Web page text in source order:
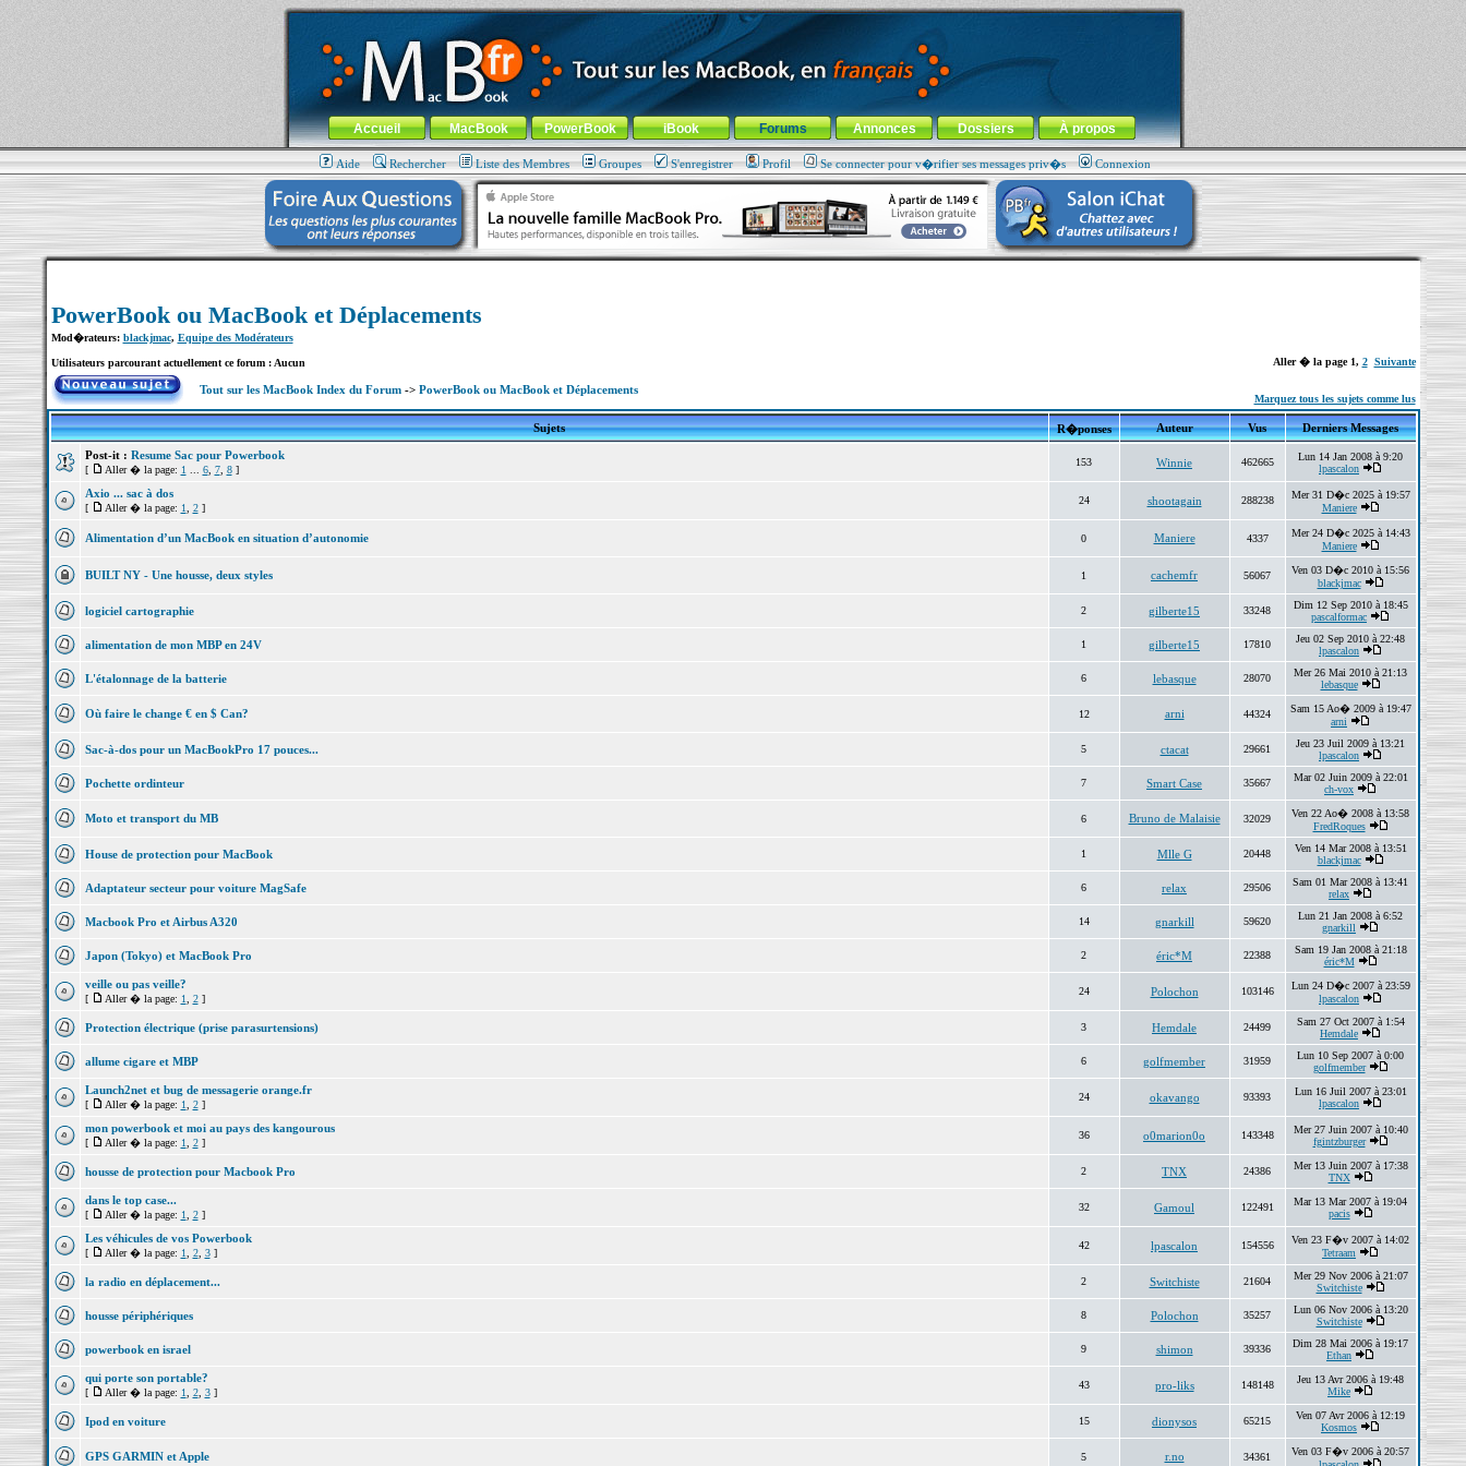
MacBook-fr.com : 100% Apple... 100% nomade !
Aller au contenu-Aller au menu général-Aller au menu de la rubrique
Menu général
Accueil MacBook PowerBook iBook Forums Annonces Dossiers À propos
Aide Rechercher Liste des Membres Groupes S'enregistrer Profil Se connecter pour v�rifier ses messages priv�s Connexion
PowerBook ou MacBook et Déplacements
Mod�rateurs: blackjmac, Equipe des Modérateurs
Utilisateurs parcourant actuellement ce forum : Aucun Aller � la page 1, 2 Suivante
Tout sur les MacBook Index du Forum-> PowerBook ou MacBook et Déplacements
Marquez tous les sujets comme lus
Sujets R�ponses Auteur Vus Derniers Messages
Post-it : Resume Sac pour Powerbook
[ Aller � la page: 1 6, 7, 8]
153 Winnie 462665
Lun 14 Jan 2008 à 9:20
lpascalon
Axio ... sac à dos
[ Aller � la page: 1 2]
24 shootagain 288238
Mer 31 D�c 2025 à 19:57
Maniere
Alimentation d’un MacBook en situation d’autonomie 0 Maniere 4337
Mer 24 D�c 2025 à 14:43
Maniere
BUILT NY - Une housse, deux styles 1 cachemfr 56067
Ven 03 D�c 2010 à 15:56
blackjmac
logiciel cartographie 2 gilberte15 33248
Dim 12 Sep 2010 à 18:45
pascalformac
alimentation de mon MBP en 24V 1 gilberte15 17810
Jeu 02 Sep 2010 à 22:48
lpascalon
L'étalonnage de la batterie 6 lebasque 28070
Mer 26 Mai 2010 à 21:13
lebasque
Où faire le change € en $ Can? 12 arni 44324
Sam 15 Ao� 2009 à 19:47
arni
Sac-à-dos pour un MacBookPro 17 pouces... 5 ctacat 29661
Jeu 23 Juil 2009 à 13:21
lpascalon
Pochette ordinteur 7 Smart Case 35667
Mar 02 Juin 2009 à 22:01
ch-vox
Moto et transport du MB 6 Bruno de Malaisie 32029
Ven 22 Ao� 2008 à 13:58
FredRoques
House de protection pour MacBook 1 Mlle G 20448
Ven 14 Mar 2008 à 13:51
blackjmac
Adaptateur secteur pour voiture MagSafe 6 relax 29506
Sam 01 Mar 2008 à 13:41
relax
Macbook Pro et Airbus A320 14 gnarkill 59620
Lun 21 Jan 2008 à 6:52
gnarkill
Japon (Tokyo) et MacBook Pro 2 éric*M 22388
Sam 19 Jan 2008 à 21:18
éric*M
veille ou pas veille?
[ Aller � la page: 1 2]
24 Polochon 103146
Lun 24 D�c 2007 à 23:59
lpascalon
Protection électrique (prise parasurtensions) 3 Hemdale 24499
Sam 27 Oct 2007 à 1:54
Hemdale
allume cigare et MBP 6 golfmember 31959
Lun 10 Sep 2007 à 0:00
golfmember
Launch2net et bug de messagerie orange.fr
[ Aller � la page: 1 2]
24 okavango 93393
Lun 16 Juil 2007 à 23:01
lpascalon
mon powerbook et moi au pays des kangourous
[ Aller � la page: 1 2]
36 o0marion0o 143348
Mer 27 Juin 2007 à 10:40
fgintzburger
housse de protection pour Macbook Pro 2 TNX 24386
Mer 13 Juin 2007 à 17:38
TNX
dans le top case...
[ Aller � la page: 1 2]
32 Gamoul 122491
Mar 13 Mar 2007 à 19:04
pacis
Les véhicules de vos Powerbook
[ Aller � la page: 1 2, 3]
42 lpascalon 154556
Ven 23 F�v 2007 à 14:02
Tetraam
la radio en déplacement... 2 Switchiste 21604
Mer 29 Nov 2006 à 21:07
Switchiste
housse périphériques 8 Polochon 35257
Lun 06 Nov 2006 à 13:20
Switchiste
powerbook en israel 9 shimon 39336
Dim 28 Mai 2006 à 19:17
Ethan
qui porte son portable?
[ Aller � la page: 1 2, 3]
43 pro-liks 148148
Jeu 13 Avr 2006 à 19:48
Mike
Ipod en voiture 15 dionysos 65215
Ven 07 Avr 2006 à 12:19
Kosmos
GPS GARMIN et Apple 5 r.no 34361
Ven 03 F�v 2006 à 20:57